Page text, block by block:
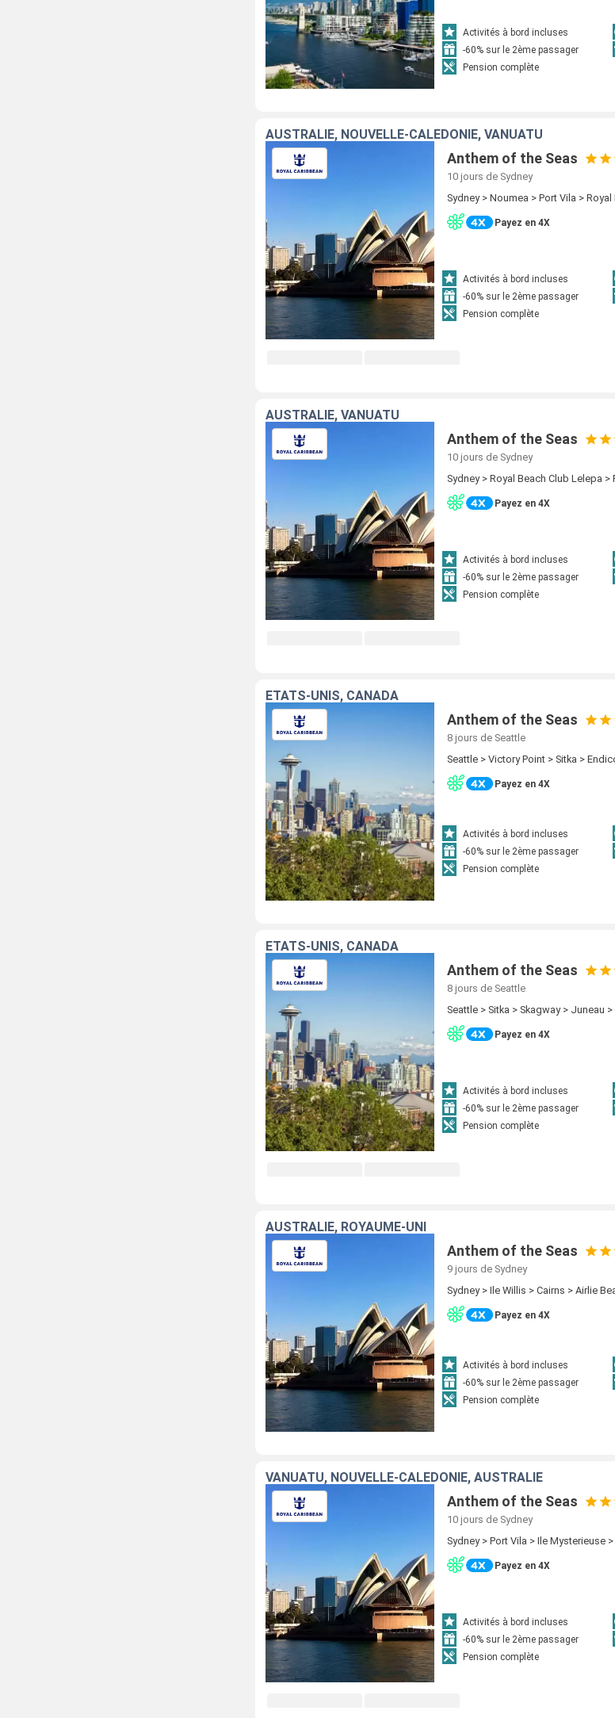
Activités à bord incluses
-60% sur le 2ème passager
Pension complète
AUSTRALIE, NOUVELLE-CALÉDONIE, VANUATU
Anthem of the Seas
10 jours de Sydney
Sydney > Noumea > Port Vila >
Payez en 4X
Activités à bord incluses
-60% sur le 2ème passager
Pension complète
AUSTRALIE, VANUATU
Anthem of the Seas
10 jours de Sydney
Sydney > Royal Beach Club Lelepa
Payez en 4X
Activités à bord incluses
-60% sur le 2ème passager
Pension complète
ÉTATS-UNIS, CANADA
Anthem of the Seas
8 jours de Seattle
Seattle > Victory Point > Sitka >
Payez en 4X
Activités à bord incluses
-60% sur le 2ème passager
Pension complète
ÉTATS-UNIS, CANADA
Anthem of the Seas
8 jours de Seattle
Seattle > Sitka > Skagway > Juneau
Payez en 4X
Activités à bord incluses
-60% sur le 2ème passager
Pension complète
AUSTRALIE, ROYAUME-UNI
Anthem of the Seas
9 jours de Sydney
Sydney > Ile Willis > Cairns > Airlie
Payez en 4X
Activités à bord incluses
-60% sur le 2ème passager
Pension complète
VANUATU, NOUVELLE-CALÉDONIE, AUSTRALIE
Anthem of the Seas
10 jours de Sydney
Sydney > Port Vila > Ile Mysterieuse
Payez en 4X
Activités à bord incluses
-60% sur le 2ème passager
Pension complète